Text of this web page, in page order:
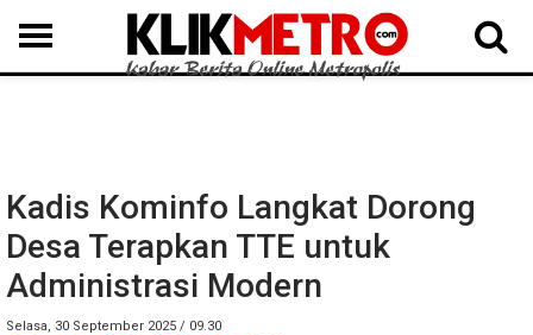
MEDAN LANGKAT DAIRI SAMOSIR TAPUT BATUBARA DELISERDANG
Kadis Kominfo Langkat Dorong
Desa Terapkan TTE untuk
Administrasi Modern
Selasa, 30 September 2025 / 09.30